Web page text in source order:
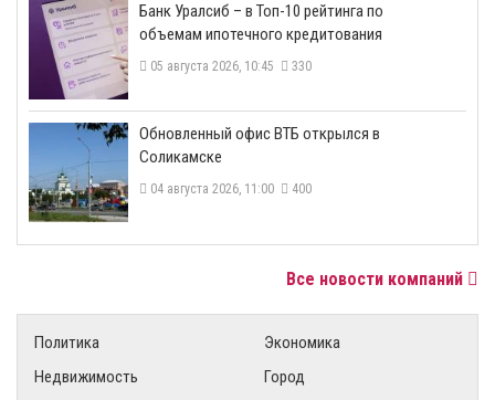
​Банк Уралсиб – в Топ-10 рейтинга по
объемам ипотечного кредитования
05 августа 2026, 10:45 330
​Обновленный офис ВТБ открылся в
Соликамске
04 августа 2026, 11:00 400
Все новости компаний
Политика
Экономика
Недвижимость
Город